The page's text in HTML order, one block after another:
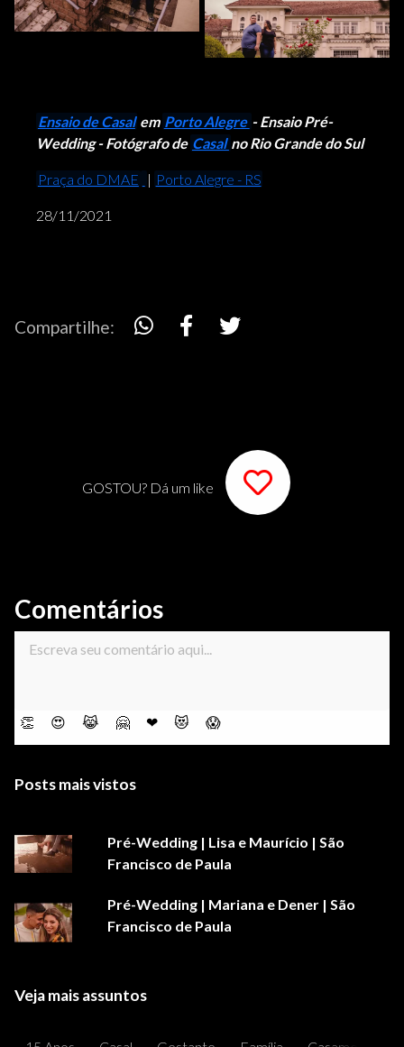
Ensaio de Casalem Porto Alegre - Ensaio Pré-
Wedding - Fotógrafo de Casal no Rio Grande do Sul
Praça do DMAE | Porto Alegre - RS
28/11/2021
Compartilhe:
GOSTOU? Dá um like
Comentários
👏 😍 😹 🤗 ❤ 😻 😱
Posts mais vistos
Pré-Wedding | Lisa e Maurício | São
Francisco de Paula
Pré-Wedding | Mariana e Dener | São
Francisco de Paula
Veja mais assuntos